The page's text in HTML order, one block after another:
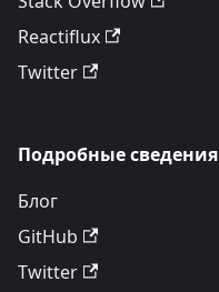
Reactiflux
Twitter
Подробные сведения
Блог
GitHub
Twitter